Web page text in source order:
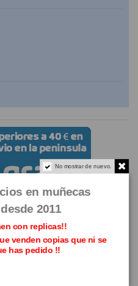
No mostrar de nuevo.
en muñecas
2011
con replicas!!
venden copias que ni se
has pedido !!